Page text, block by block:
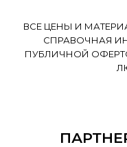
ВСЕ ЦЕНЫ И
СПРАВОЧНАЯ
ПУБЛИЧНОЙ